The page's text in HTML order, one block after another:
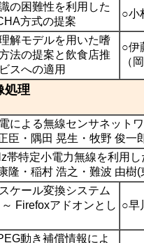
の困難性を利用した
方式の提案
○小
解モデルを用いた嗜
法の提案と飲食店推
スへの適用
○伊
（
処理
による無線センサネット
臣・隅田 晃生・牧野 俊一
帯特定小電力無線を利用
隆・稲村 浩之・難波 由樹(
ケール変換システム
Firefoxアドオンとし ○早
動き補償情報によ